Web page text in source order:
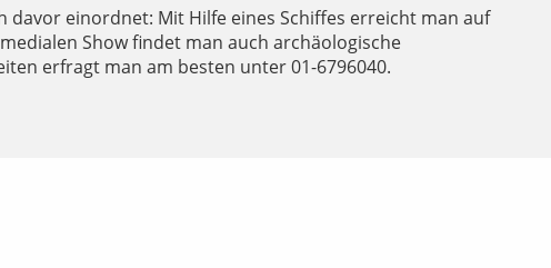
davor einordnet: Mit Hilfe eines Schiffes erreicht man auf
Show findet man auch archäologische
erfragt man am besten unter 01-6796040.